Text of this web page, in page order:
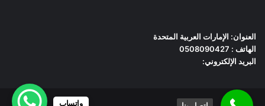
العنوان: الإمارات العربية المتحدة
الهاتف : 0508090427
البريد الإلكتروني:
واتساب